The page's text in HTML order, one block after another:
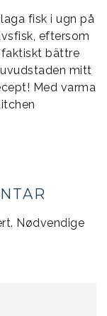
fisk i ugn på
eftersom
faktiskt bättre
mitt
Med varma
Nødvendige